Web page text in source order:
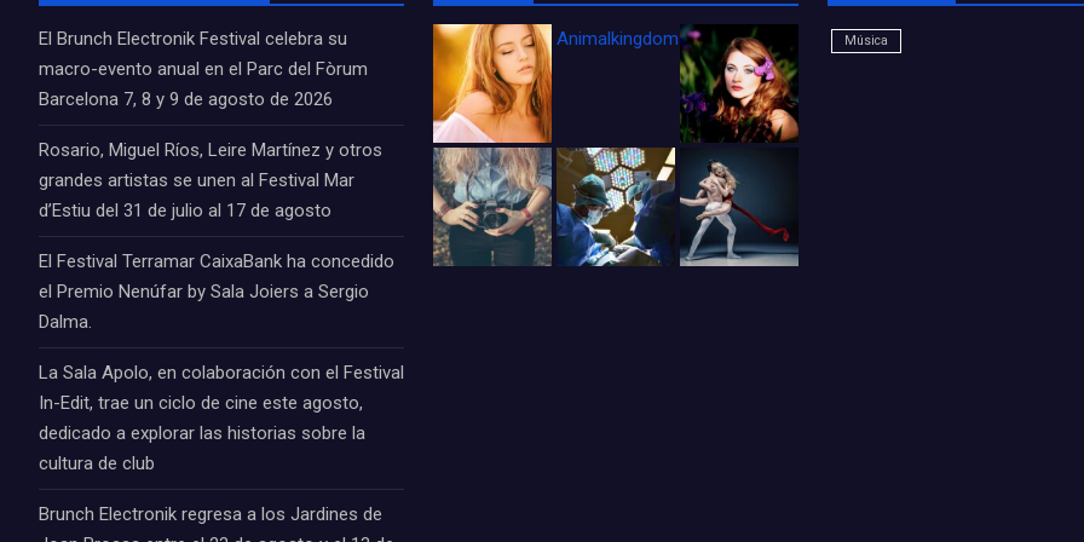
El Brunch Electronik Festival celebra su
macro-evento anual en el Parc del Fòrum
Barcelona 7, 8 y 9 de agosto de 2026
Rosario, Miguel Ríos, Leire Martínez y otros
grandes artistas se unen al Festival Mar
d’Estiu del 31 de julio al 17 de agosto
El Festival Terramar CaixaBank ha concedido
el Premio Nenúfar by Sala Joiers a Sergio
Dalma.
La Sala Apolo, en colaboración con el Festival
In-Edit, trae un ciclo de cine este agosto,
dedicado a explorar las historias sobre la
cultura de club
Brunch Electronik regresa a los Jardines de
Animalkingdom_FichaCine Música